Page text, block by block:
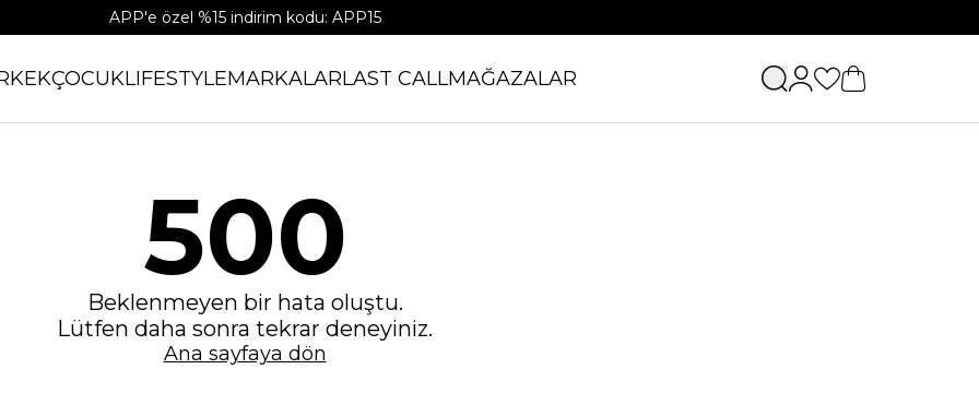
APP'e özel %15 indirim kodu: APP15
ÇOCUKLIFESTYLEMARKALARLAST CALLMAĞAZALAR
500
Beklenmeyen bir hata oluştu.
Lütfen daha sonra tekrar deneyiniz.
Ana sayfaya dön